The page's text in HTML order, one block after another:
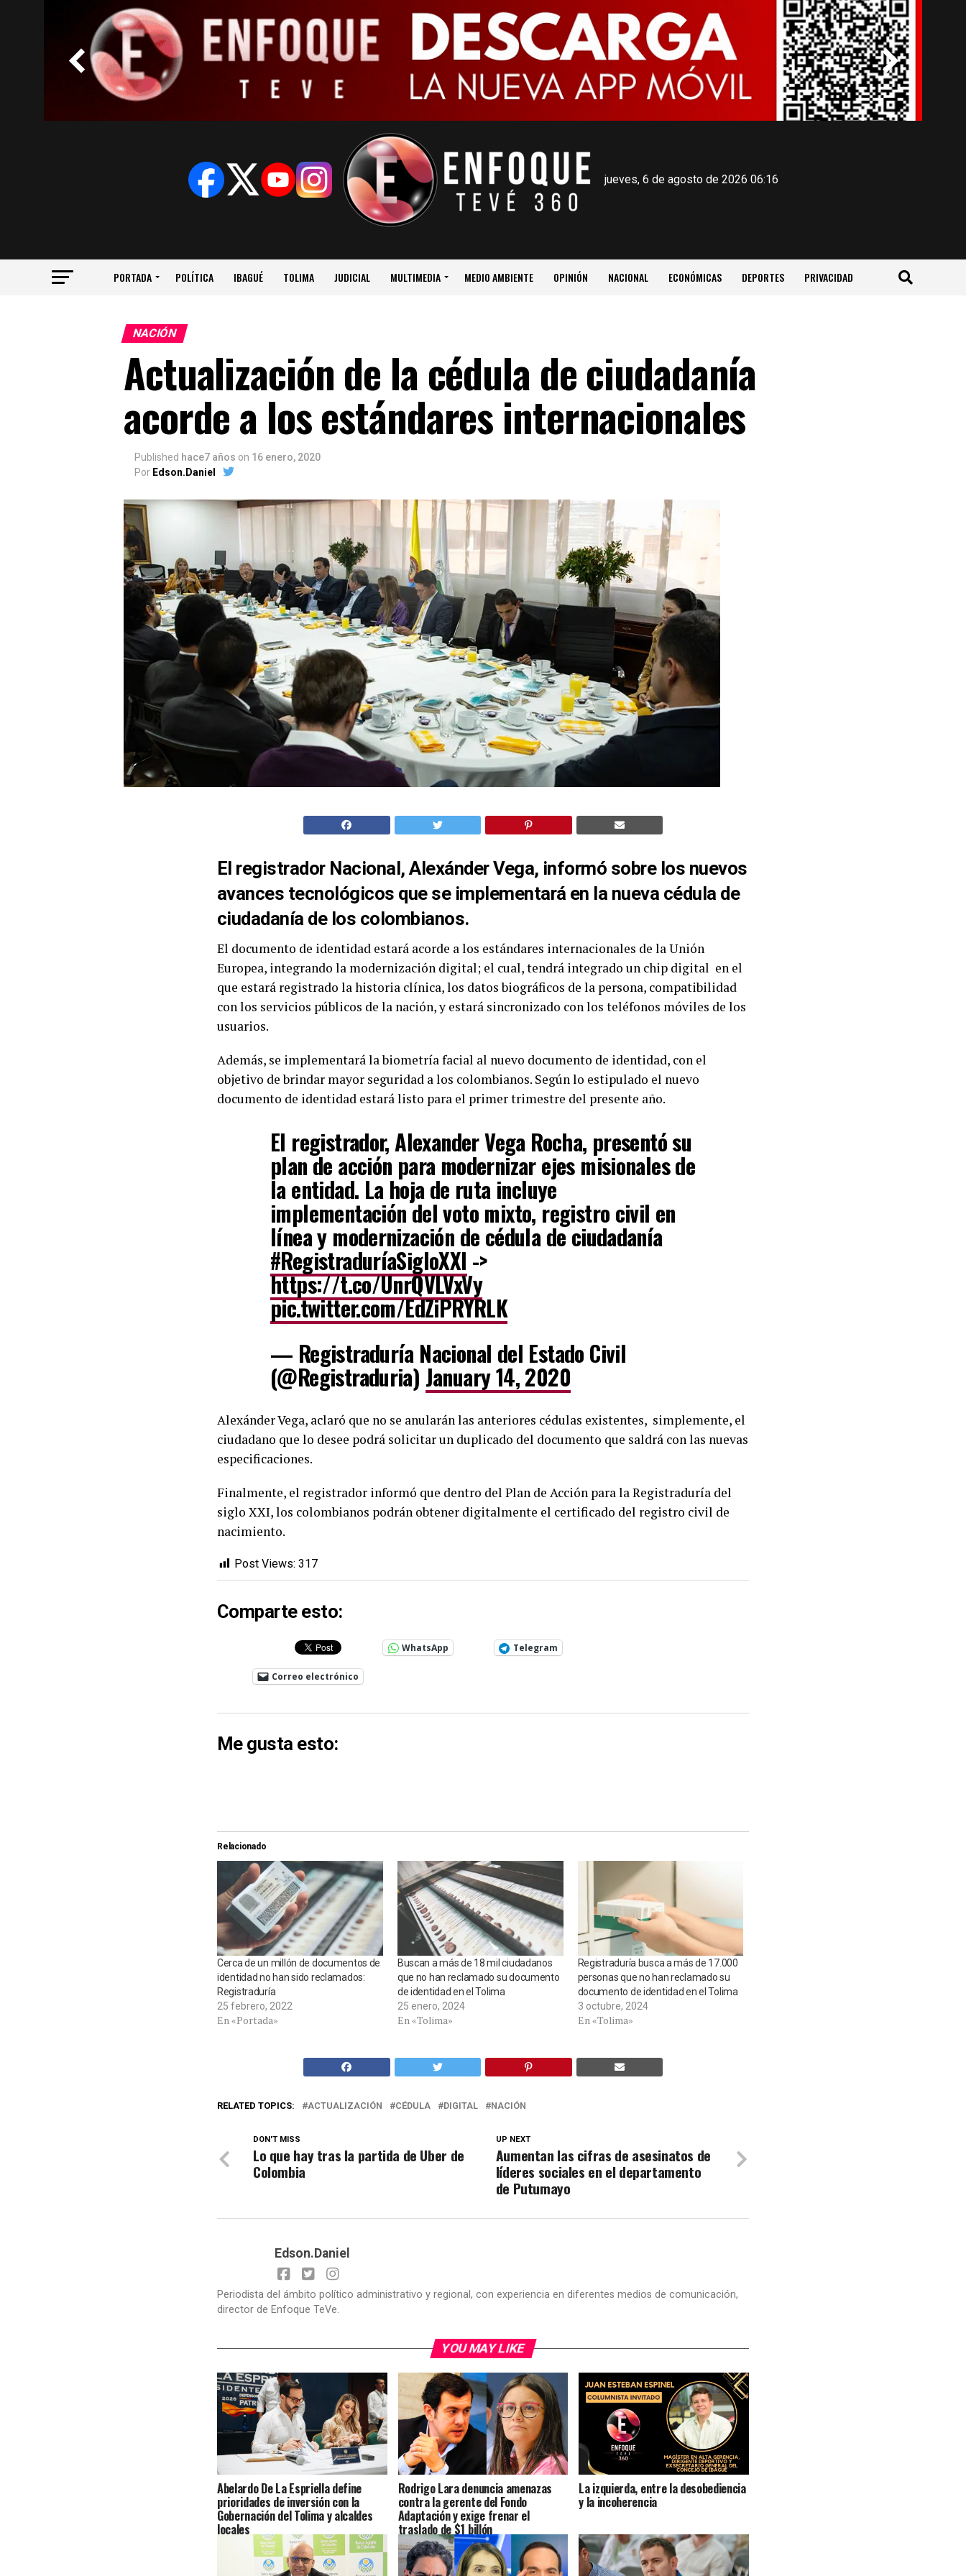
jueves, 6 de agosto de 2026 06:16
PORTADA POLÍTICA IBAGUÉ TOLIMA JUDICIAL MULTIMEDIA MEDIO AMBIENTE OPINIÓN NACIONAL ECONÓMICAS DEPORTES PRIVACIDAD
NACIÓN
Actualización de la cédula de ciudadanía
acorde a los estándares internacionales
Published hace7 años on 16 enero, 2020
Por Edson.Daniel
El registrador Nacional, Alexánder Vega, informó sobre los nuevos
avances tecnológicos que se implementará en la nueva cédula de
ciudadanía de los colombianos.
El documento de identidad estará acorde a los estándares internacionales de la Unión
Europea, integrando la modernización digital; el cual, tendrá integrado un chip digital en el
que estará registrado la historia clínica, los datos biográficos de la persona, compatibilidad
con los servicios públicos de la nación, y estará sincronizado con los teléfonos móviles de los
usuarios.
Además, se implementará la biometría facial al nuevo documento de identidad, con el
objetivo de brindar mayor seguridad a los colombianos. Según lo estipulado el nuevo
documento de identidad estará listo para el primer trimestre del presente año.
El registrador, Alexander Vega Rocha, presentó su
plan de acción para modernizar ejes misionales de
la entidad. La hoja de ruta incluye
implementación del voto mixto, registro civil en
línea y modernización de cédula de ciudadanía
#RegistraduríaSigloXXI ->
https://t.co/UnrQVLVxVy
pic.twitter.com/EdZiPRYRLK
— Registraduría Nacional del Estado Civil
(@Registraduria) January 14, 2020
Alexánder Vega, aclaró que no se anularán las anteriores cédulas existentes, simplemente, el
ciudadano que lo desee podrá solicitar un duplicado del documento que saldrá con las nuevas
especificaciones.
Finalmente, el registrador informó que dentro del Plan de Acción para la Registraduría del
siglo XXI, los colombianos podrán obtener digitalmente el certificado del registro civil de
nacimiento.
Post Views: 317
Comparte esto:
WhatsApp Telegram
Correo electrónico
Me gusta esto:
Relacionado
Cerca de un millón de documentos de
identidad no han sido reclamados:
Registraduría
25 febrero, 2022
En «Portada»
Buscan a más de 18 mil ciudadanos
que no han reclamado su documento
de identidad en el Tolima
25 enero, 2024
En «Tolima»
Registraduría busca a más de 17.000
personas que no han reclamado su
documento de identidad en el Tolima
3 octubre, 2024
En «Tolima»
RELATED TOPICS: ACTUALIZACIÓN CÉDULA DIGITAL NACIÓN
UP NEXT
Aumentan las cifras de asesinatos de
líderes sociales en el departamento
de Putumayo
DON'T MISS
Lo que hay tras la partida de Uber de
Colombia
Edson.Daniel
Periodista del ámbito político administrativo y regional, con experiencia en diferentes medios de comunicación,
director de Enfoque TeVe.
YOU MAY LIKE
Abelardo De La Espriella define
prioridades de inversión con la
Gobernación del Tolima y alcaldes
locales
Rodrigo Lara denuncia amenazas
contra la gerente del Fondo
Adaptación y exige frenar el
traslado de $1 billón
La izquierda, entre la desobediencia
y la incoherencia